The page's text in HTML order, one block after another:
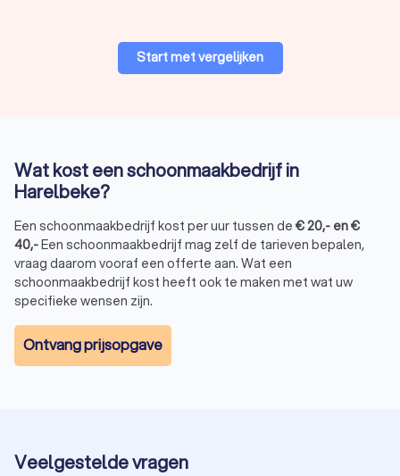
Start met vergelijken
Wat kost een schoonmaakbedrijf in
Harelbeke?
Een schoonmaakbedrijf kost per uur tussen de €20,- en€
40,-Een schoonmaakbedrijf mag zelf de tarieven bepalen,
vraag daarom vooraf een offerte aan. Wat een
schoonmaakbedrijf kost heeft ook te maken met wat uw
specifieke wensen zijn.
Ontvang prijsopgave
Veelgestelde vragen